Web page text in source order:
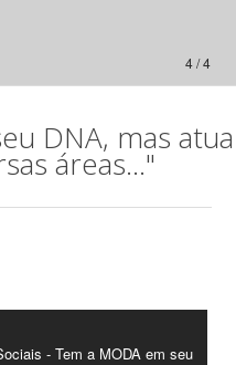
4 / 4
DNA, mas atua
áreas..."
- Tem a MODA em seu